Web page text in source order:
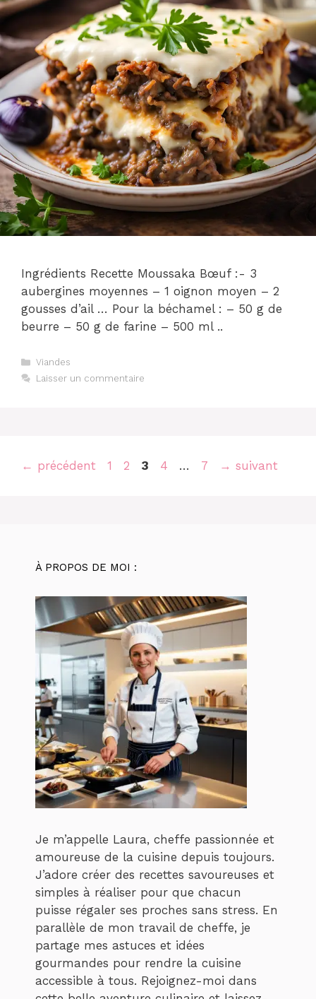
Ingrédients Recette Moussaka Bœuf :- 3
aubergines moyennes – 1 oignon moyen – 2
gousses d’ail … Pour la béchamel : – 50 g de
beurre – 50 g de farine – 500 ml ..
Catégories
Viandes
Laisser un commentaire
← précédent Page
1 Page
2 Page
3 Page
4 … Page
7 → suivant
À PROPOS DE MOI :
Je m’appelle Laura, cheffe passionnée et
amoureuse de la cuisine depuis toujours.
J’adore créer des recettes savoureuses et
simples à réaliser pour que chacun
puisse régaler ses proches sans stress. En
parallèle de mon travail de cheffe, je
partage mes astuces et idées
gourmandes pour rendre la cuisine
accessible à tous. Rejoignez-moi dans